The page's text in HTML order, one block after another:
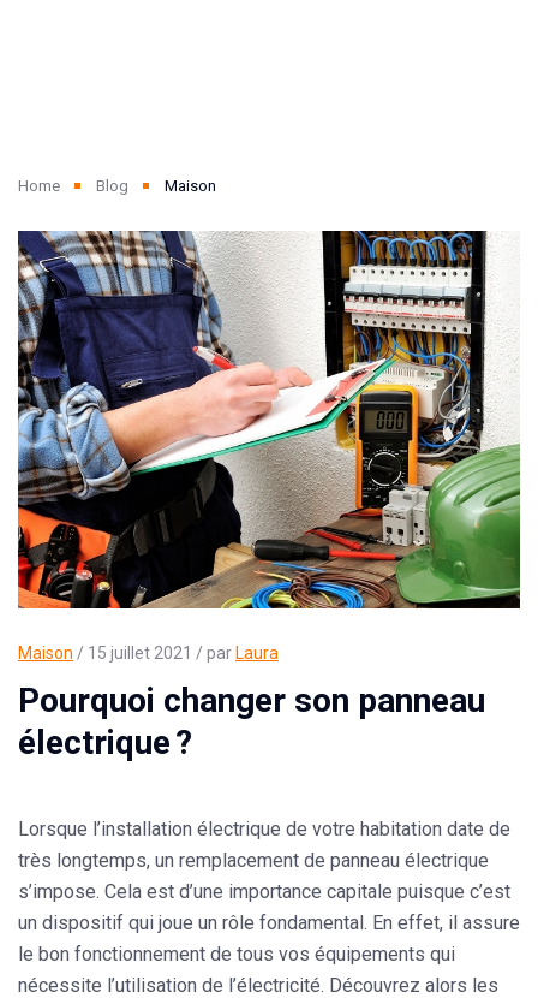
Home Blog Maison
Maison / 15 juillet 2021 / parLaura
Pourquoi changer son panneau
électrique ?
Lorsque l’installation électrique de votre habitation date de
très longtemps, un remplacement de panneau électrique
s’impose. Cela est d’une importance capitale puisque c’est
un dispositif qui joue un rôle fondamental. En effet, il assure
le bon fonctionnement de tous vos équipements qui
nécessite l’utilisation de l’électricité. Découvrez alors les